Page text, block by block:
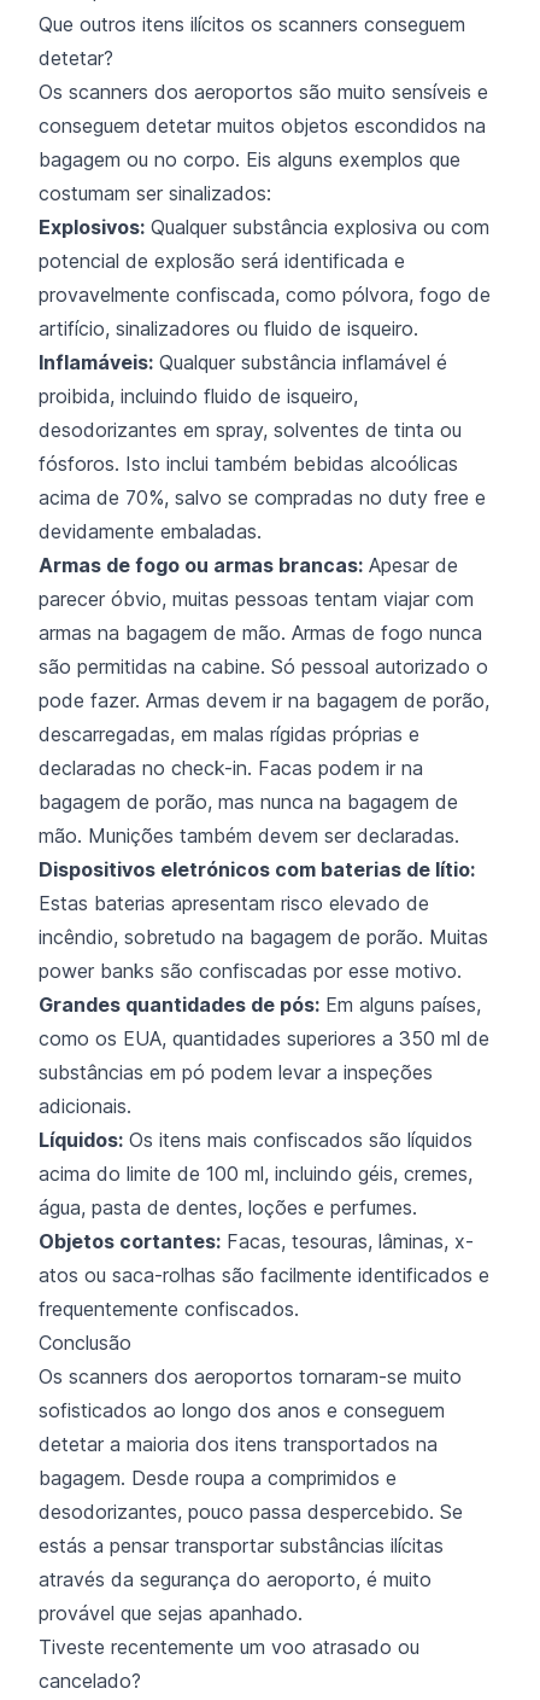
Que outros itens ilícitos os scanners conseguem
detetar?
Os scanners dos aeroportos são muito sensíveis e
conseguem detetar muitos objetos escondidos na
bagagem ou no corpo. Eis alguns exemplos que
costumam ser sinalizados:
Explosivos: Qualquer substância explosiva ou com
potencial de explosão será identificada e
provavelmente confiscada, como pólvora, fogo de
artifício, sinalizadores ou fluido de isqueiro.
Inflamáveis: Qualquer substância inflamável é
proibida, incluindo fluido de isqueiro,
desodorizantes em spray, solventes de tinta ou
fósforos. Isto inclui também bebidas alcoólicas
acima de 70%, salvo se compradas no duty free e
devidamente embaladas.
Armas de fogo ou armas brancas: Apesar de
parecer óbvio, muitas pessoas tentam viajar com
armas na bagagem de mão. Armas de fogo nunca
são permitidas na cabine. Só pessoal autorizado o
pode fazer. Armas devem ir na bagagem de porão,
descarregadas, em malas rígidas próprias e
declaradas no check-in. Facas podem ir na
bagagem de porão, mas nunca na bagagem de
mão. Munições também devem ser declaradas.
Dispositivos eletrónicos com baterias de lítio:
Estas baterias apresentam risco elevado de
incêndio, sobretudo na bagagem de porão. Muitas
power banks são confiscadas por esse motivo.
Grandes quantidades de pós: Em alguns países,
como os EUA, quantidades superiores a 350 ml de
substâncias em pó podem levar a inspeções
adicionais.
Líquidos: Os itens mais confiscados são líquidos
acima do limite de 100 ml, incluindo géis, cremes,
água, pasta de dentes, loções e perfumes.
Objetos cortantes: Facas, tesouras, lâminas, x-
atos ou saca-rolhas são facilmente identificados e
frequentemente confiscados.
Conclusão
Os scanners dos aeroportos tornaram-se muito
sofisticados ao longo dos anos e conseguem
detetar a maioria dos itens transportados na
bagagem. Desde roupa a comprimidos e
desodorizantes, pouco passa despercebido. Se
estás a pensar transportar substâncias ilícitas
através da segurança do aeroporto, é muito
provável que sejas apanhado.
Tiveste recentemente um voo atrasado ou
cancelado?